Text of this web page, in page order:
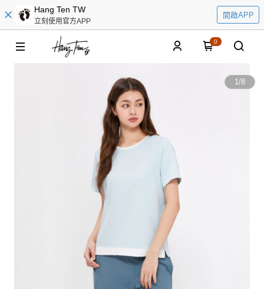
Hang Ten TW
立刻使用官方APP
開啟APP
0
1/8